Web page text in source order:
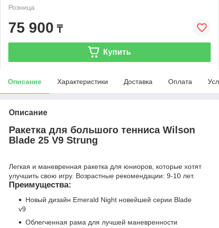
Розница
75 900 ₸
Купить
Описание Характеристики Доставка Оплата
Описание
Ракетка для большого тенниса Wilson
Blade 25 V9 Strung
Легкая и маневренная ракетка для юниоров, которые хотят
улучшить свою игру. Возрастные рекомендации: 9-10 лет.
Преимущества:
Новый дизайн Emerald Night новейшей серии Blade
v9
Облегченная рама для лучшей маневренности